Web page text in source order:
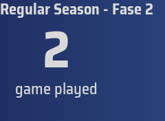
Regular Season - Fase 2
2
game played